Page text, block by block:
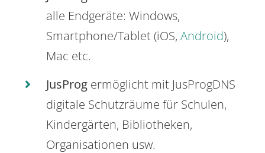
alle Endgeräte: Windows,
Smartphone/Tablet (iOS, Android),
Mac etc.
JusProg ermöglicht mit JusProgDNS
digitale Schutzräume für Schulen,
Kindergärten, Bibliotheken,
Organisationen usw.